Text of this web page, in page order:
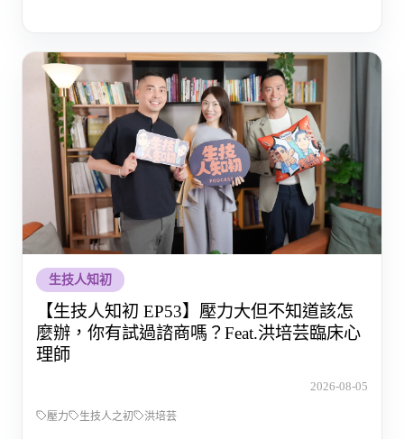
生技人知初
【生技人知初 EP53】壓力大但不知道該怎
麼辦，你有試過諮商嗎？Feat.洪培芸臨床心
理師
2026-08-05
壓力 生技人之初 洪培芸